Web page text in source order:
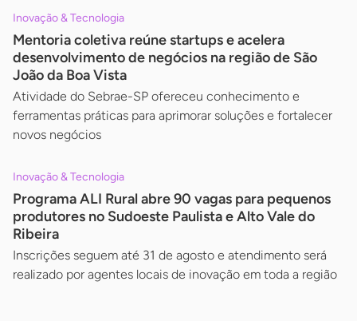
Inovação & Tecnologia
Mentoria coletiva reúne startups e acelera
desenvolvimento de negócios na região de São
João da Boa Vista
Atividade do Sebrae-SP ofereceu conhecimento e
ferramentas práticas para aprimorar soluções e fortalecer
novos negócios
Inovação & Tecnologia
Programa ALI Rural abre 90 vagas para pequenos
produtores no Sudoeste Paulista e Alto Vale do
Ribeira
Inscrições seguem até 31 de agosto e atendimento será
realizado por agentes locais de inovação em toda a região